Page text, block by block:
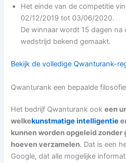
Het einde van de competitie
02/12/2019 tot 03/06/2020.
De winnaar wordt 15 dagen na
wedstrijd bekend gemaakt.
Bekijk de volledige Qwanturank-
Qwanturank een bepaalde
Het bedrijf Qwanturank ookeen
welkekunstmatige intelligentie
kunnen worden opgeleid
hoeven verzamelen. Dat is een
Google, dat alle mogelijke